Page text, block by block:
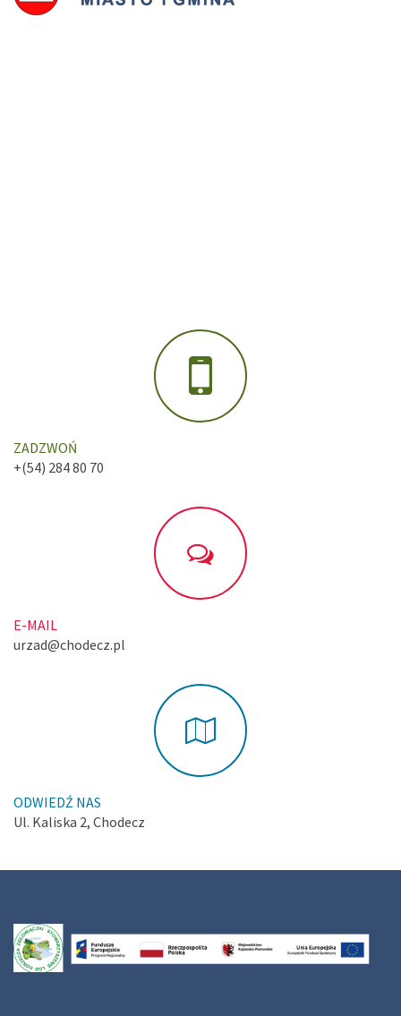
ZADZWOŃ
+(54) 284 80 70
E-MAIL
urzad@chodecz.pl
ODWIEDŹ NAS
Ul. Kaliska 2, Chodecz